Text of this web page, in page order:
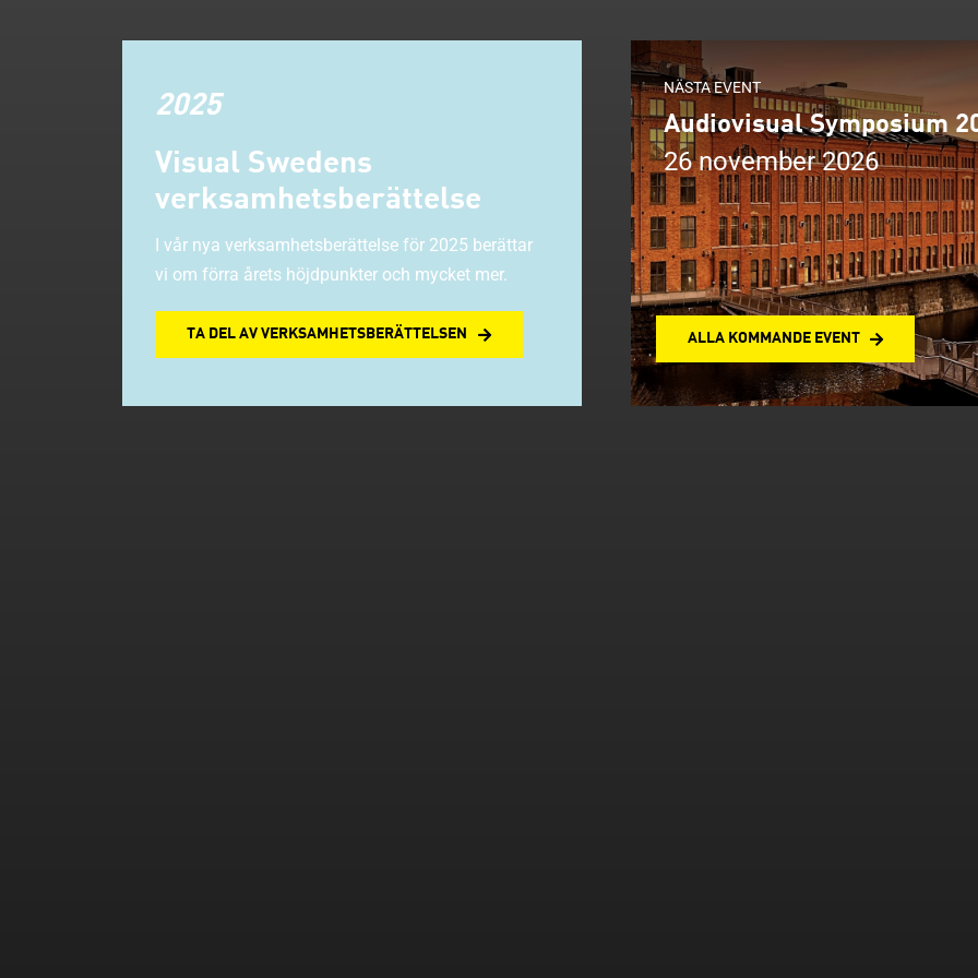
2025
Visual Swedens
verksamhetsberättelse
I vår nya verksamhetsberättelse för 2025 berättar
vi om förra årets höjdpunkter och mycket mer.
TA DEL AV VERKSAMHETSBERÄTTELSEN
NÄSTA EVENT
Audiovisual Symposium
26 november 2026
ALLA KOMMANDE EVENT